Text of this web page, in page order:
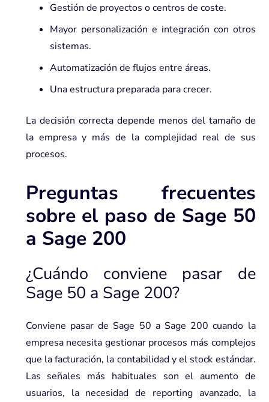
Gestión de proyectos o centros de coste.
Mayor personalización e integración con otros
sistemas.
Automatización de flujos entre áreas.
Una estructura preparada para crecer.
La decisión correcta depende menos del tamaño de
la empresa y más de la complejidad real de sus
procesos.
Preguntas frecuentes
sobre el paso de Sage 50
a Sage 200
¿Cuándo conviene pasar de
Sage 50 a Sage 200?
Conviene pasar de Sage 50 a Sage 200 cuando la
empresa necesita gestionar procesos más complejos
que la facturación, la contabilidad y el stock estándar.
Las señales más habituales son el aumento de
usuarios, la necesidad de reporting avanzado, la